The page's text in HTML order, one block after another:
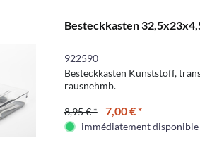
Besteckkasten
922590
Besteckkasten Kunststoff,
rausnehmb.
8,95 € * 7,00 € *
immédiatement disponible